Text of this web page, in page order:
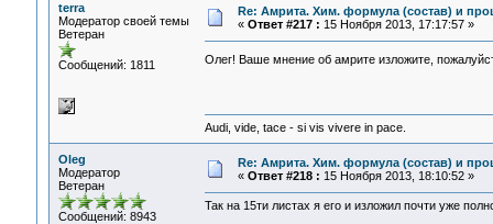
terra
Модератор своей темы
Ветеран
Сообщений: 1811
Re: Амрита. Хим. формула (состав) и
« Ответ #217 : 15 Ноября 2013, 17:17:57 »
Олег! Ваше мнение об амрите изложите,
Audi, vide, tace - si vis vivere in pace.
Oleg
Модератор
Ветеран
Сообщений: 8943
Re: Амрита. Хим. формула (состав) и
« Ответ #218 : 15 Ноября 2013, 18:10:52 »
Так на 15ти листах я его и изложил почти уже